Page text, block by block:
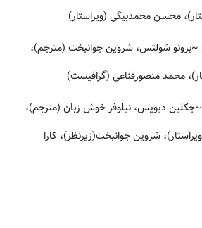
محسن محمدبیگی (ویراستار)
~برونو شولتس، شروین جوانبخت (مترجم)،
محمد منصورقناعی (گرافیست)
~جکلین دیویس، نیلوفر خوش زبان (مترجم)،
شروین جوانبخت(زیرنظر)، کارا